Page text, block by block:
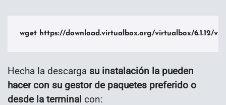
wget https://download.virtualbox.org/virtualbox/6.1.12/
Hecha la descarga su instalación la pueden
hacer con su gestor de paquetes preferido o
desde la terminal con: